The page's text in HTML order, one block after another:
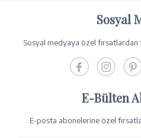
Sosyal
Sosyal medyaya özel
E-Bülten
E-posta abonelerine özel